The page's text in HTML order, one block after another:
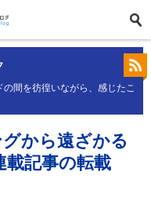
間を彷徨いながら、感じたこ
から遠ざかる
載記事の転載